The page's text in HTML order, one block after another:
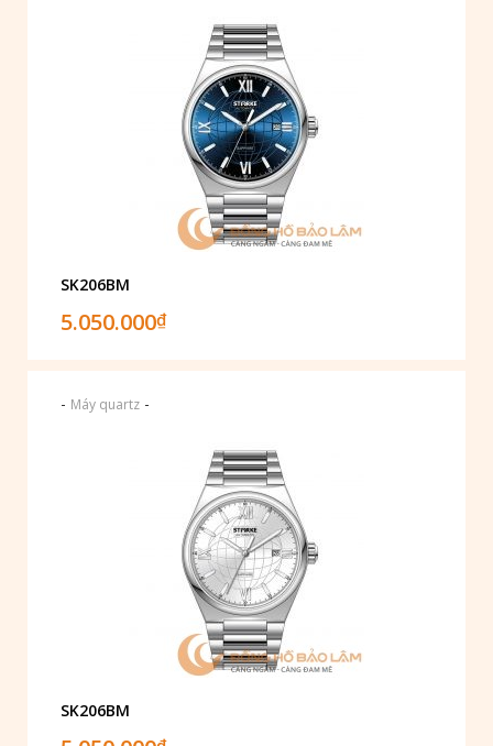
SK206BM
5.050.000₫
- Máy quartz -
SK206BM